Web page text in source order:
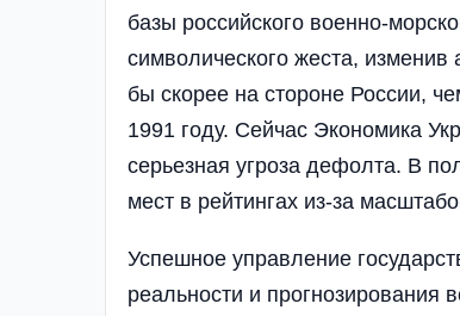
базы российского военно-
символического жеста,
бы скорее на стороне России,
1991 году. Сейчас Экономика
серьезная угроза дефолта. В
мест в рейтингах из-за
Успешное управление
реальности и прогнозирования